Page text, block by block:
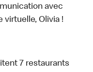
avec
Olivia !
7 restaurants